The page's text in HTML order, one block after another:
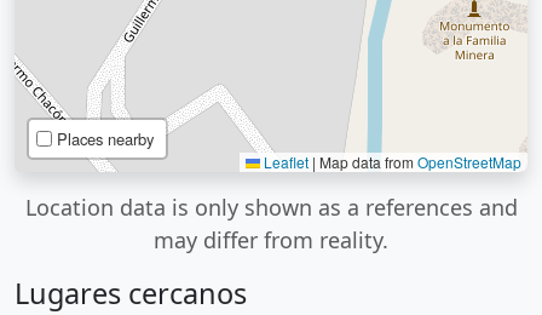
Places nearby
Leaflet | Map data from OpenStreetMap
Location data is only shown as a references and
may differ from reality.
Lugares cercanos